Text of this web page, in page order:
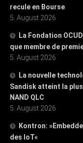
recule en Bourse
5. August 2026
La Fondation
que membre de
5. August 2026
La nouvelle
Sandisk atteint la
NAND QLC
5. August 2026
Kontron:
des IoT«